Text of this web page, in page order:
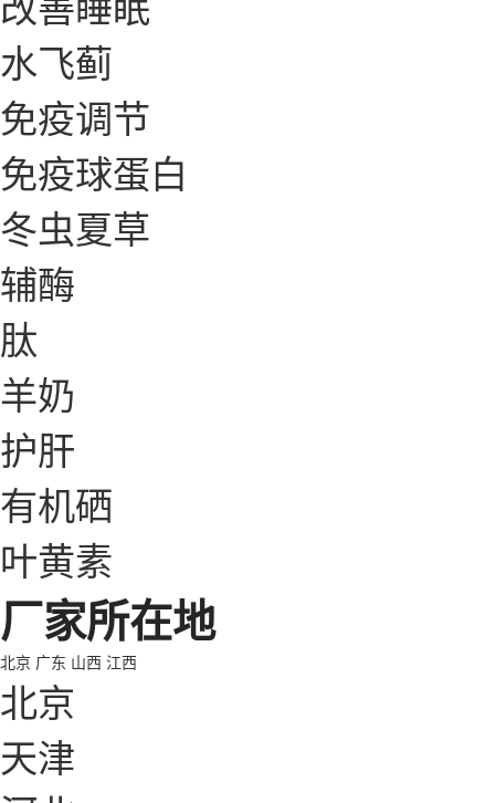
水飞蓟
免疫调节
免疫球蛋白
冬虫夏草
辅酶
肽
羊奶
护肝
有机硒
叶黄素
厂家所在地
北京 广东 山西 江西
北京
天津